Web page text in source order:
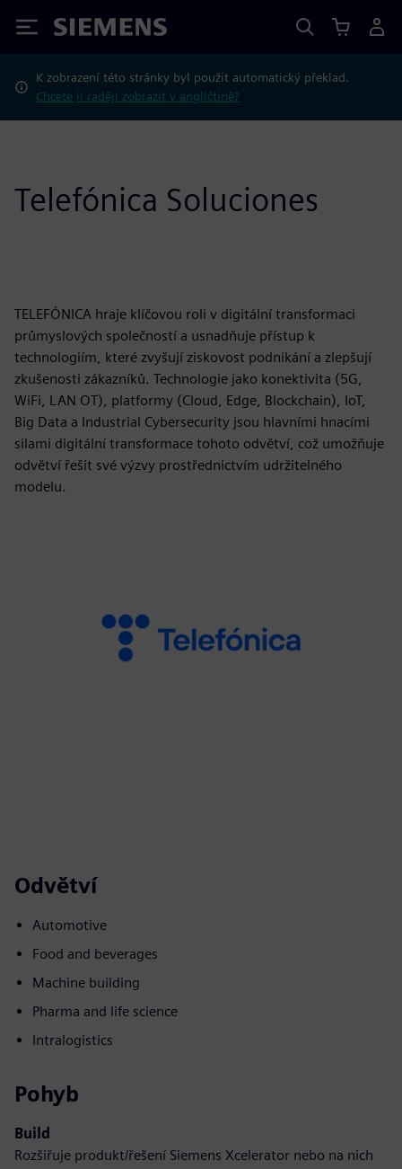
Siemens
K zobrazení této stránky byl použit automatický překlad.
Chcete ji raději zobrazit v angličtině?
Telefónica Soluciones
TELEFÓNICA hraje klíčovou roli v digitální transformaci
průmyslových společností a usnadňuje přístup k
technologiím, které zvyšují ziskovost podnikání a zlepšují
zkušenosti zákazníků. Technologie jako konektivita (5G,
WiFi, LAN OT), platformy (Cloud, Edge, Blockchain), IoT,
Big Data a Industrial Cybersecurity jsou hlavními hnacími
silami digitální transformace tohoto odvětví, což umožňuje
odvětví řešit své výzvy prostřednictvím udržitelného
modelu.
Odvětví
Automotive
Food and beverages
Machine building
Pharma and life science
Intralogistics
Pohyb
Build
Rozšiřuje produkt/řešení Siemens Xcelerator nebo na nich